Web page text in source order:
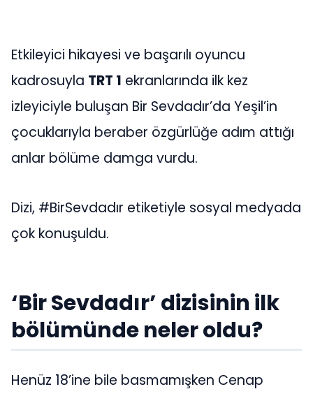
Etkileyici hikayesi ve başarılı oyuncu
kadrosuyla TRT 1 ekranlarında ilk kez
izleyiciyle buluşan Bir Sevdadır’da Yeşil’in
çocuklarıyla beraber özgürlüğe adım attığı
anlar bölüme damga vurdu.
Dizi, #BirSevdadır etiketiyle sosyal medyada
çok konuşuldu.
‘Bir Sevdadır’ dizisinin ilk
bölümünde neler oldu?
Henüz 18’ine bile basmamışken Cenap